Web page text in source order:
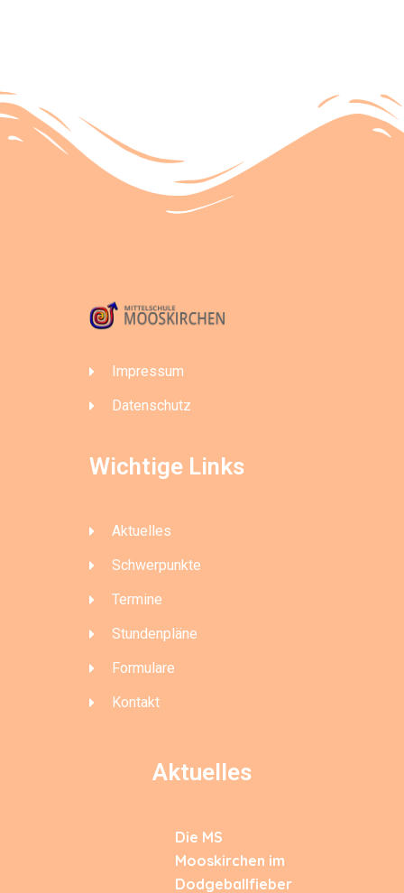
Impressum
Datenschutz
Wichtige Links
Aktuelles
Schwerpunkte
Termine
Stundenpläne
Formulare
Kontakt
Aktuelles
Die MS
Mooskirchen im
Dodgeballfieber